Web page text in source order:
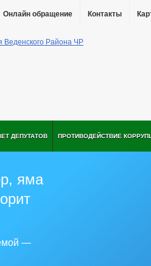
Онлайн обращение Контакты
ДЕПУТАТОВ ПРОТИВОДЕЙСТВИЕ
яма
—